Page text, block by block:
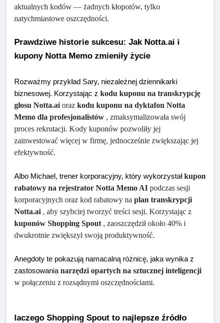
aktualnych kodów — żadnych kłopotów, tylko
natychmiastowe oszczędności.
Prawdziwe historie sukcesu: Jak Notta.ai i
kupony Notta Memo zmieniły życie
Rozważmy przykład Sary, niezależnej dziennikarki
biznesowej. Korzystając z kodu kuponu na transkrypcję
głosu Notta.ai oraz kodu kuponu na dyktafon Notta
Memo dla profesjonalistów , zmaksymalizowała swój
proces rekrutacji. Kody kuponów pozwoliły jej
zainwestować więcej w firmę, jednocześnie zwiększając jej
efektywność.
Albo Michael, trener korporacyjny, który wykorzystał kupon
rabatowy na rejestrator Notta Memo AI podczas sesji
korporacyjnych oraz kod rabatowy na plan transkrypcji
Notta.ai
kuponów Shopping Spout , zaoszczędził około 40% i
dwukrotnie zwiększył swoją produktywność.
Anegdoty te pokazują namacalną różnicę, jaka wynika z
zastosowania narzędzi opartych na sztucznej inteligencji
w połączeniu z rozsądnymi oszczędnościami.
laczego Shopping Spout to najlepsze źródło